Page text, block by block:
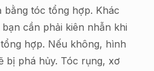
bằng tóc tổng hợp. Khác
cần phải kiên nhẫn khi
hợp. Nếu không, hình
bị phá hủy. Tóc rụng, xơ